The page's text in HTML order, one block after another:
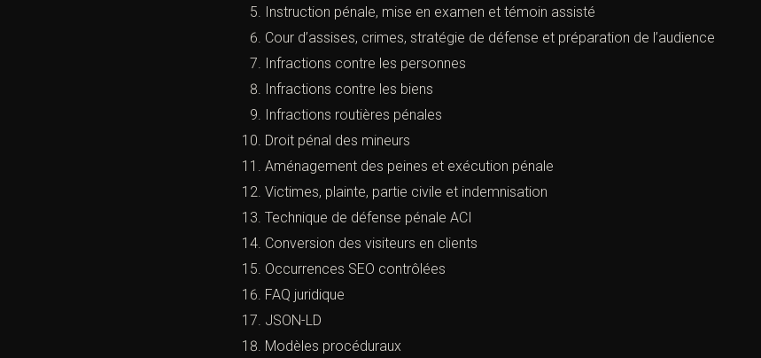
Instruction pénale, mise en examen et témoin assisté
Cour d’assises, crimes, stratégie de défense et préparation de l’audience
Infractions contre les personnes
Infractions contre les biens
Infractions routières pénales
Droit pénal des mineurs
Aménagement des peines et exécution pénale
Victimes, plainte, partie civile et indemnisation
Technique de défense pénale ACI
Conversion des visiteurs en clients
Occurrences SEO contrôlées
FAQ juridique
JSON-LD
Modèles procéduraux